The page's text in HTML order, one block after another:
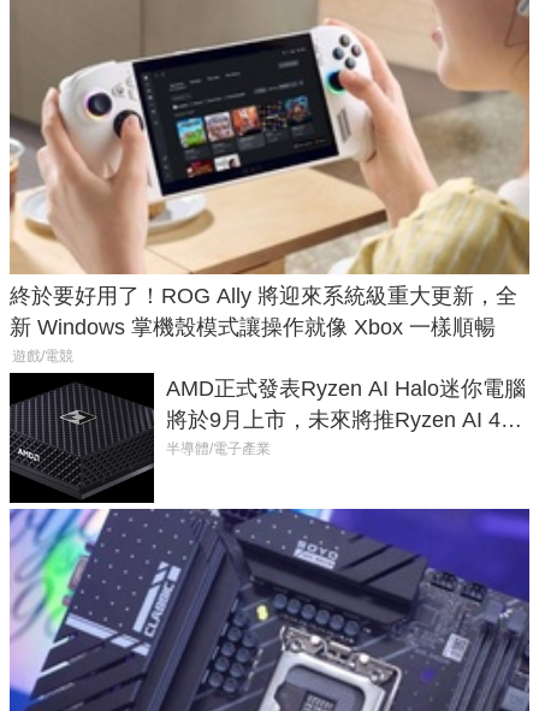
終於要好用了！ROG Ally 將迎來系統級重大更新，全
新 Windows 掌機殼模式讓操作就像 Xbox 一樣順暢
遊戲/電競
AMD正式發表Ryzen AI Halo迷你電腦
將於9月上市，未來將推Ryzen AI 400
Max系列處理器與對應升級版
半導體/電子產業